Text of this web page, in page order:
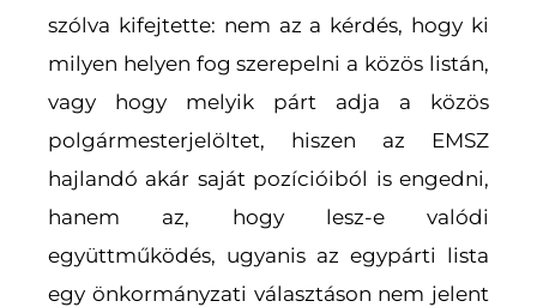
szólva kifejtette: nem az a kérdés, hogy ki
milyen helyen fog szerepelni a közös listán,
vagy hogy melyik párt adja a közös
polgármesterjelöltet, hiszen az EMSZ
hajlandó akár saját pozícióiból is engedni,
hanem az, hogy lesz-e valódi
együttműködés, ugyanis az egypárti lista
egy önkormányzati választáson nem jelent